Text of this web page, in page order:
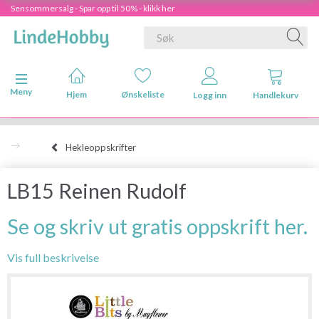
Sensommersalg - Spar opp til 50% - klikk her
Veksle navigasjon
Meny
Hjem Ønskeliste Logg inn Handlekurv
Hekleoppskrifter
LB15 Reinen Rudolf
Se og skriv ut gratis oppskrift her.
Vis full beskrivelse